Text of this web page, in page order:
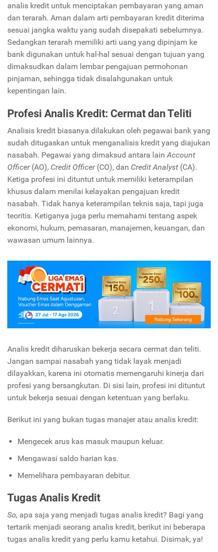
analis kredit untuk menciptakan pembayaran yang aman
dan terarah. Aman dalam arti pembayaran kredit diterima
sesuai jangka waktu yang sudah disepakati sebelumnya.
Sedangkan terarah memiliki arti uang yang dipinjam ke
bank digunakan untuk hal-hal sesuai dengan tujuan yang
dimaksudkan dalam lembar pengajuan permohonan
pinjaman, sehingga tidak disalahgunakan untuk
kepentingan lain.
Profesi Analis Kredit: Cermat dan Teliti
Analisis kredit biasanya dilakukan oleh pegawai bank yang
sudah ditugaskan untuk menganalisis kredit yang diajukan
nasabah. Pegawai yang dimaksud antara lain Account
Officer (AO), Credit Officer (CO), dan Credit Analyst (CA).
Ketiga profesi ini dituntut untuk memiliki keterampilan
khusus dalam menilai kelayakan pengajuan kredit
nasabah. Tidak hanya keterampilan teknis saja, tapi juga
teoritis. Ketiganya juga perlu memahami tentang aspek
ekonomi, hukum, pemasaran, manajemen, keuangan, dan
wawasan umum lainnya.
Analis kredit diharuskan bekerja secara cermat dan teliti.
Jangan sampai nasabah yang tidak layak menjadi
dilayakkan, karena ini otomatis memengaruhi kinerja dari
profesi yang bersangkutan. Di sisi lain, profesi ini dituntut
untuk bekerja sesuai dengan ketentuan yang berlaku.
Berikut ini yang bukan tugas manajer atau analis kredit:
Mengecek arus kas masuk maupun keluar.
Mengawasi saldo harian kas.
Memelihara pembayaran debitur.
Tugas Analis Kredit
So, apa saja yang menjadi tugas analis kredit? Bagi yang
tertarik menjadi seorang analis kredit, berikut ini beberapa
tugas analis kredit yang perlu kamu ketahui. Disimak, ya!